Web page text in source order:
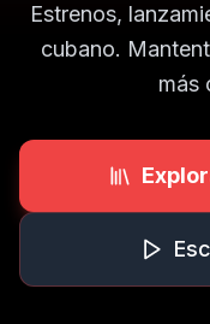
Estrenos,
cubano.
más